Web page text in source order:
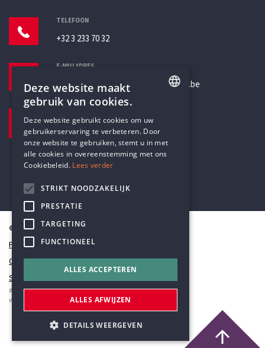
TELEFOON
+32 3 233 70 32
E-MAILADRES
secretariaat@humanistischverbond.be
Pottenbrug 4
Antwerpen, 2000
© Humanistisch Verbond 2026
Privacy
Cookiestatement
Sitemap
#codedwithlove byCodelines
webapplicaties
mobiele apps&maatwerk websites
DUTCH
Deze website maakt
gebruik van cookies.
Deze website gebruikt cookies om uw
gebruikerservaring te verbeteren. Door
onze website te gebruiken, stemt u in met
alle cookies in overeenstemming met ons
Cookiebeleid. Lees verder
STRIKT NOODZAKELIJK
PRESTATIE
TARGETING
FUNCTIONEEL
ALLES ACCEPTEREN
ALLES AFWIJZEN
DETAILS WEERGEVEN